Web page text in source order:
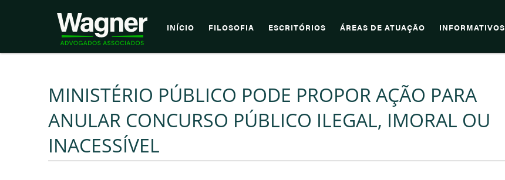
INÍCIO FILOSOFIA ESCRITÓRIOS ÁREAS DE ATUAÇÃO INFORMATIVOS
MINISTÉRIO PÚBLICO PODE PROPOR AÇÃO PARA
ANULAR CONCURSO PÚBLICO ILEGAL, IMORAL OU
INACESSÍVEL